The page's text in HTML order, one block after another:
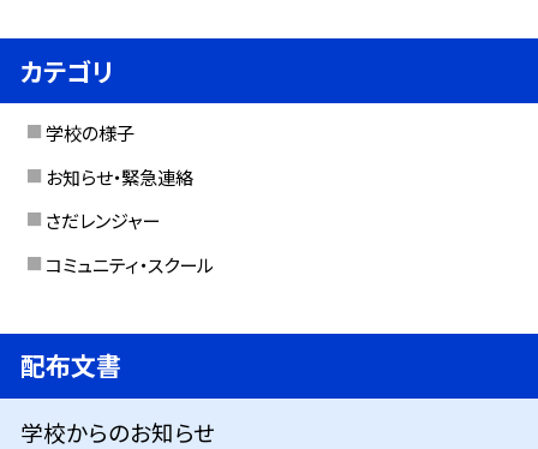
カテゴリ
学校の様子
お知らせ・緊急連絡
さだレンジャー
コミュニティ・スクール
配布文書
学校からのお知らせ